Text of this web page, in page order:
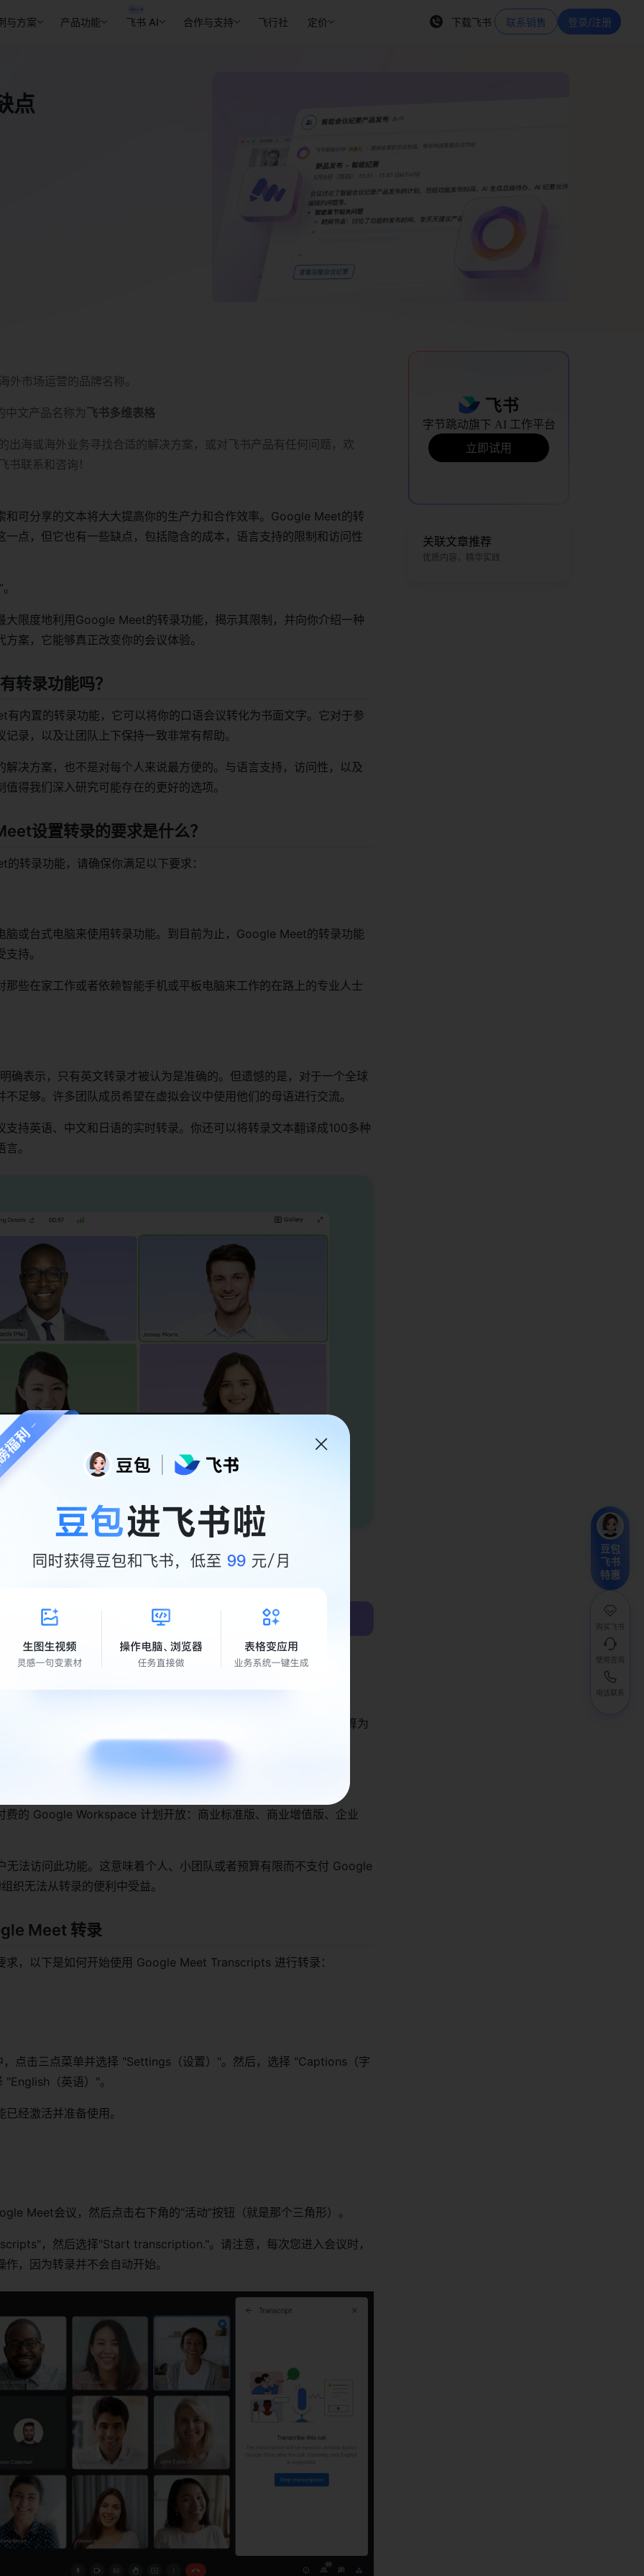
与方案 产品功能 飞书 AI 合作与支持 飞行社 定价 下载飞书 联系销售 登录/注册
点
外市场运营的品牌名称。
中文产品名称为飞书多维表格
出海或海外业务寻找合适的解决方案，或对飞书产品有任何问题，欢
书联系和咨询！
和可分享的文本将大大提高你的生产力和合作效率。Google Meet的转
一点，但它也有一些缺点，包括隐含的成本，语言支持的限制和访问性
大限度地利用Google Meet的转录功能，揭示其限制，并向你介绍一种
案，它能够真正改变你的会议体验。
转录功能吗？
内置的转录功能，它可以将你的口语会议转化为书面文字。它对于参
录，以及让团队上下保持一致非常有帮助。
解决方案，也不是对每个人来说最方便的。与语言支持，访问性，以及
得我们深入研究可能存在的更好的选项。
设置转录的要求是什么？
转录功能，请确保你满足以下要求：
脑或台式电脑来使用转录功能。到目前为止，Google Meet的转录功能
持。
那些在家工作或者依赖智能手机或平板电脑来工作的在路上的专业人士
确表示，只有英文转录才被认为是准确的。但遗憾的是，对于一个全球
不足够。许多团队成员希望在虚拟会议中使用他们的母语进行交流。
支持英语、中文和日语的实时转录。你还可以将转录文本翻译成100多种
。
极速搭建复杂企业应用，业务场景全覆盖 →
储空间是否足够？如果不够，那么你可能无法使用 Google Meet
的转录内容无法保存下来。
买额外的存储空间，每月 300 美元能得到额外的10 TB 的空间，计算为
费的 Google Workspace 计划开放：商业标准版、商业增值版、企业
无法访问此功能。这意味着个人、小团队或者预算有限而不支付 Google
织无法从转录的便利中受益。
Meet 转录
求，以下是如何开始使用 Google Meet Transcripts 进行转录：
点击三点菜单并选择 "Settings（设置）"。然后，选择 "Captions（字
（英语）"。
经激活并准备使用。
Meet会议，然后点击右下角的“活动”按钮（就是那个三角形）。
，然后选择"Start transcription."。请注意，每次您进入会议时，
，因为转录并不会自动开始。
字节跳动旗下 AI 工作平台
立即试用
关联文章推荐
优质内容，精华实践
豆包
飞书
特惠
购买飞书
使用咨询
电话联系